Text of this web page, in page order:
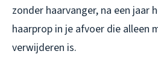
zonder haarvanger, na een jaar
haarprop in je afvoer die alleen
verwijderen is.